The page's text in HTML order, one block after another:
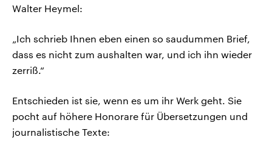
Walter Heymel:
„Ich schrieb Ihnen eben einen so saudummen Brief,
dass es nicht zum aushalten war, und ich ihn wieder
zerriß.“
Entschieden ist sie, wenn es um ihr Werk geht. Sie
pocht auf höhere Honorare für Übersetzungen und
journalistische Texte: